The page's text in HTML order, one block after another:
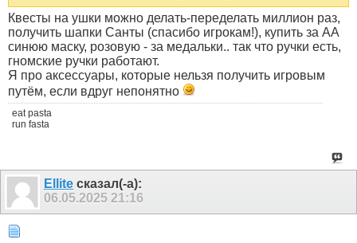
Квесты на ушки можно делать-переделать миллион раз,
получить шапки Санты (спасибо игрокам!), купить за АА
синюю маску, розовую - за медальки.. так что ручки есть,
гномские ручки работают.
Я про аксессуары, которые нельзя получить игровым
путём, если вдруг непонятно
eat pasta
run fasta
Ellite сказал(-а):
06.05.2025 21:16